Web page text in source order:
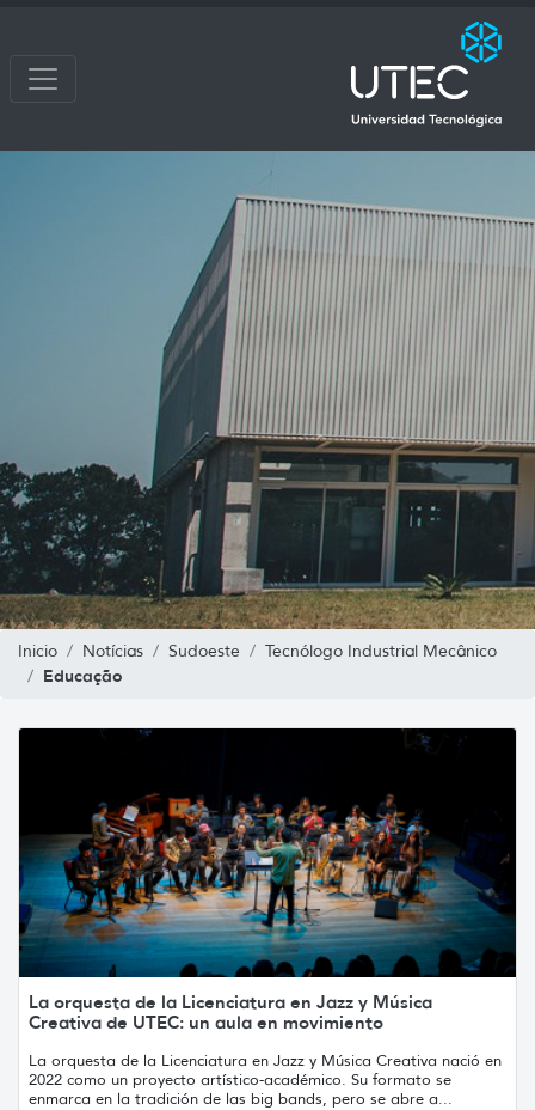
Inicio Notícias Sudoeste Tecnólogo Industrial Mecânico
Educação
La orquesta de la Licenciatura en Jazz y Música
Creativa de UTEC: un aula en movimiento
La orquesta de la Licenciatura en Jazz y Música Creativa nació en
2022 como un proyecto artístico-académico. Su formato se
enmarca en la tradición de las big bands, pero se abre a...